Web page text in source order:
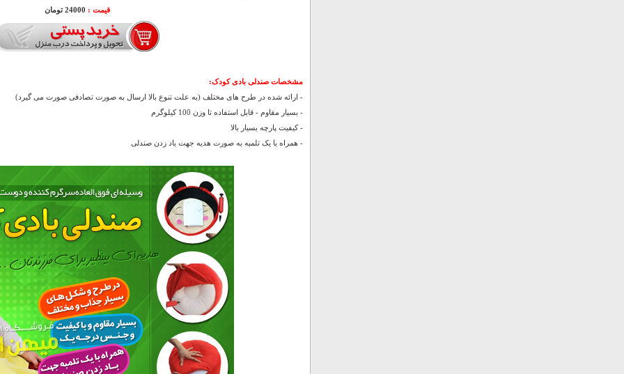
قیمت : 24000 تومان
مشخصات صندلی بادی کودک:
- ارائه شده در طرح های مختلف (به علت تنوع بالا ارسال به صورت تصادفی صورت می گیرد)
- بسیار مقاوم - قابل استفاده تا وزن 100 کیلوگرم
- کیفیت پارچه بسیار بالا
- همراه با یک تلمبه به صورت هدیه جهت باد زدن صندلی